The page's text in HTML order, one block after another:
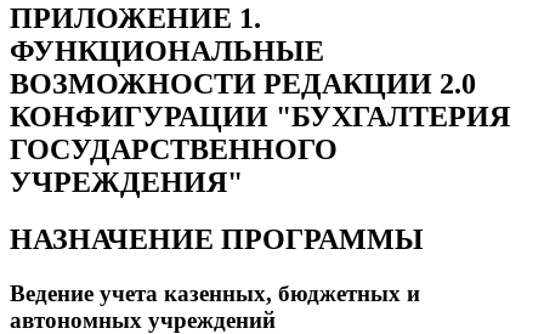
ПРИЛОЖЕНИЕ 1.
ФУНКЦИОНАЛЬНЫЕ
ВОЗМОЖНОСТИ РЕДАКЦИИ 2.0
КОНФИГУРАЦИИ "БУХГАЛТЕРИЯ
ГОСУДАРСТВЕННОГО
УЧРЕЖДЕНИЯ"
НАЗНАЧЕНИЕ ПРОГРАММЫ
Ведение учета казенных, бюджетных и
автономных учреждений